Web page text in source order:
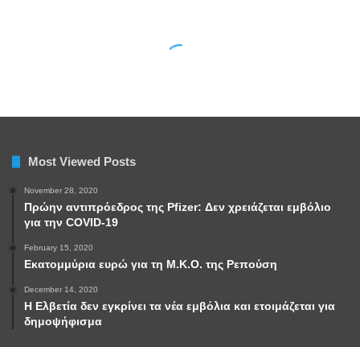
Most Viewed Posts
November 28, 2020
Πρώην αντιπρόεδρος της Pfizer: Δεν χρειάζεται εμβόλιο
για την COVID-19
February 15, 2020
Εκατομμύρια ευρώ για τη Μ.Κ.Ο. της Ρεπούση
December 14, 2020
Η Ελβετία δεν εγκρίνει τα νέα εμβόλια και ετοιμάζεται για
δημοψήφισμα